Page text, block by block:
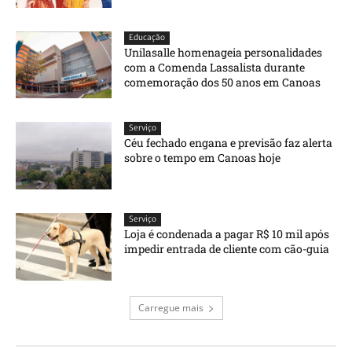
Educação
Unilasalle homenageia personalidades
com a Comenda Lassalista durante
comemoração dos 50 anos em Canoas
Serviço
Céu fechado engana e previsão faz alerta
sobre o tempo em Canoas hoje
Serviço
Loja é condenada a pagar R$ 10 mil após
impedir entrada de cliente com cão-guia
Carregue mais